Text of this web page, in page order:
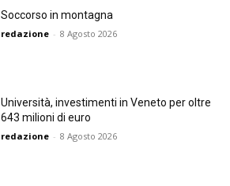
Soccorso in montagna
redazione - 8 Agosto 2026
Università, investimenti in Veneto per oltre
643 milioni di euro
redazione - 8 Agosto 2026